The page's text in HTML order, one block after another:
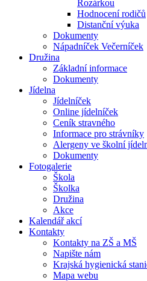
Rozárkou
Hodnocení rodičů
Distanční výuka
Dokumenty
Nápadníček Večerníček
Družina
Základní informace
Dokumenty
Jídelna
Jídelníček
Online jídelníček
Ceník stravného
Informace pro strávníky
Alergeny ve školní
Dokumenty
Fotogalerie
Škola
Školka
Družina
Akce
Kalendář akcí
Kontakty
Kontakty na ZŠ a MŠ
Napište nám
Krajská hygienická
Mapa webu